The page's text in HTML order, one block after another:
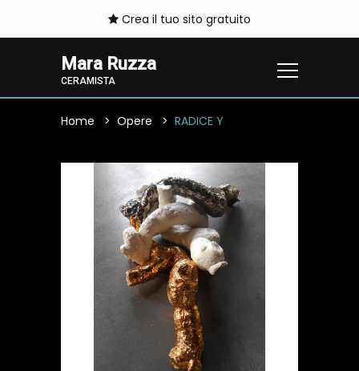
Crea il tuo sito gratuito
Mara Ruzza
CERAMISTA
Home Opere RADICE Y